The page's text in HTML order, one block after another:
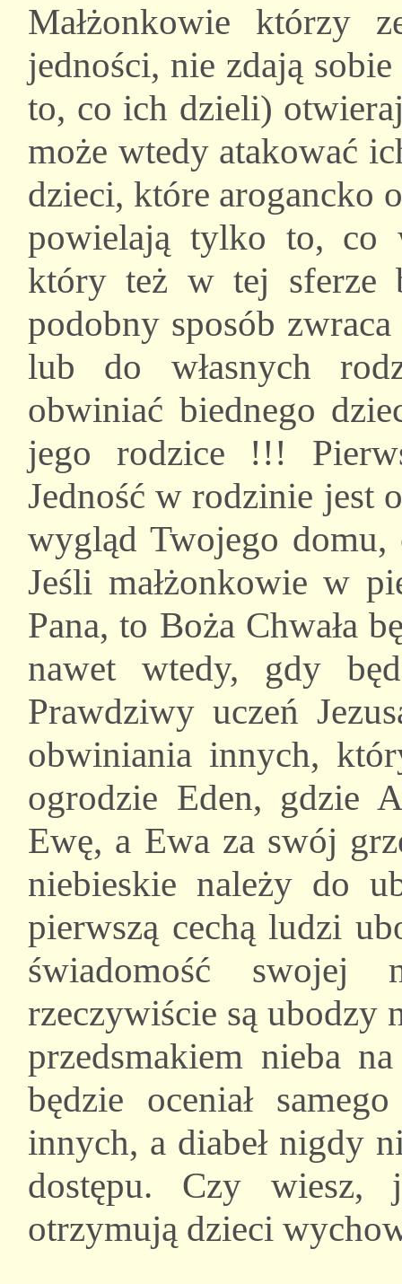
Małżonkowie
jedności, nie zdają
to, co ich dzieli)
może wtedy atakować
dzieci, które arogancko
powielają tylko to, co
który też w tej sferze
podobny sposób zwraca
lub do własnych
obwiniać biednego
jego rodzice !!!
Jedność w rodzinie jest
wygląd Twojego
Jeśli małżonkowie w
Pana, to Boża Chwała
nawet wtedy, gdy
Prawdziwy uczeń
obwiniania innych,
ogrodzie Eden, gdzie
Ewę, a Ewa za swój
niebieskie należy do
pierwszą cechą ludzi
świadomość
rzeczywiście są ubodzy
przedsmakiem nieba
będzie oceniał
innych, a diabeł nigdy
dostępu. Czy wiesz,
otrzymują dzieci